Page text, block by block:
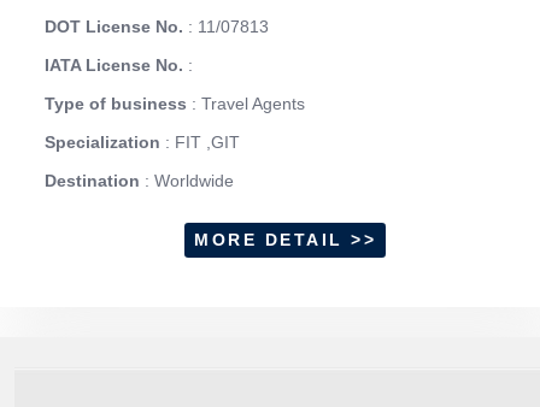
DOT License No. : 11/07813
IATA License No. :
Type of business : Travel Agents
Specialization : FIT ,GIT
Destination : Worldwide
MORE DETAIL >>